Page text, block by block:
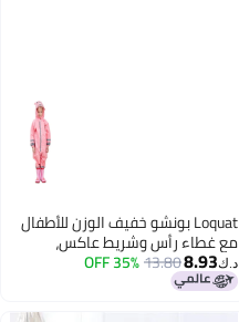
Loquat بونشو خفيف الوزن للأطفال
مع غطاء رأس وشريط عاكس،
معطف مطر قطعة واحدة
د.ك‏8.93
13.80
35% OFF